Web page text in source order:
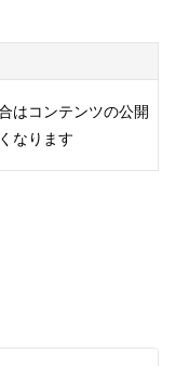
はコンテンツの公開
なります